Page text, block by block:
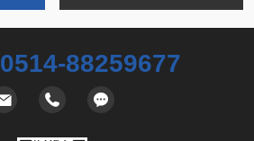
0514-88259677